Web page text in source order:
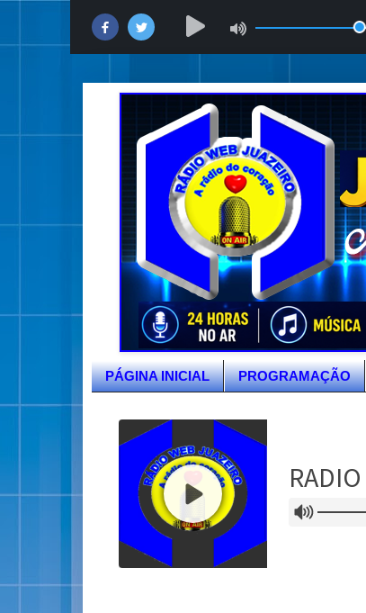
PÁGINA INICIAL PROGRAMAÇÃO